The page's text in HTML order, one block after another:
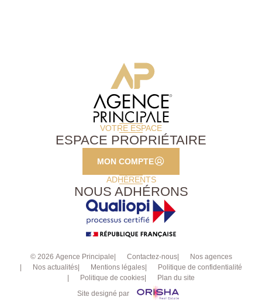
VOTRE ESPACE
ESPACE PROPRIÉTAIRE
MON COMPTE
ADHÉRENTS
NOUS ADHÉRONS
© 2026 Agence Principale Contactez-nous
Nos agences
Nos actualités
Mentions légales
Politique de confidentialité
Politique de cookies
Plan du site
Site designé par